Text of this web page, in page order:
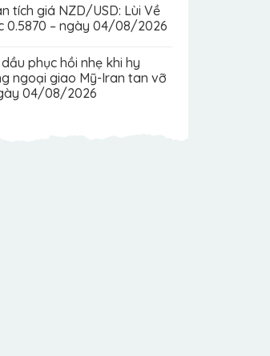
tích giá NZD/USD: Lùi Về
0.5870 – ngày 04/08/2026
phục hồi nhẹ khi hy
ngoại giao Mỹ-Iran tan vỡ
04/08/2026